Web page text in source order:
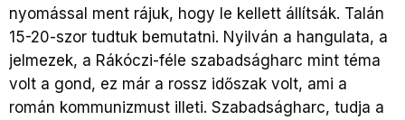
nyomással ment rájuk, hogy le kellett állítsák. Talán
15-20-szor tudtuk bemutatni. Nyilván a hangulata, a
jelmezek, a Rákóczi-féle szabadságharc mint téma
volt a gond, ez már a rossz időszak volt, ami a
román kommunizmust illeti. Szabadságharc, tudja a